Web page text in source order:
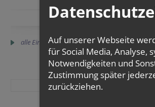
alle Einträge anzeigen
teilen
Auf unserer Webseite
für Social Media, Analyse,
Notwendigkeiten und
Zustimmung später
zurückziehen.